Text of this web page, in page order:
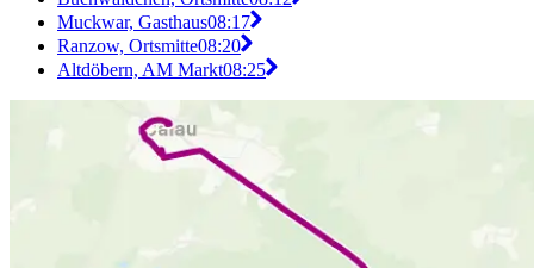
Muckwar, Gasthaus08:17
Ranzow, Ortsmitte08:20
Altdöbern, AM Markt08:25